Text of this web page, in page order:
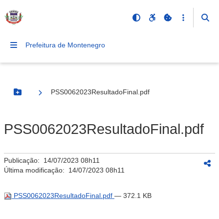
Prefeitura de Montenegro
Botão Menu
PSS0062023ResultadoFinal.pdf
PSS0062023ResultadoFinal.pdf
Publicação: 14/07/2023 08h11
Última modificação: 14/07/2023 08h11
PSS0062023ResultadoFinal.pdf — 372.1 KB